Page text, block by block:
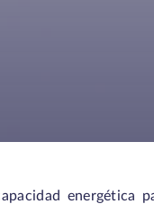
energética